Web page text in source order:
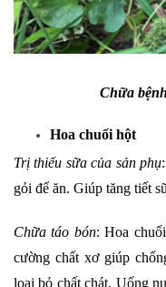
Chữa
Hoa chuối hột
Trị thiếu sữa của sản phụ
gỏi để ăn. Giúp tăng tiết
Chữa táo bón: Hoa
cường chất xơ giúp
loại bỏ chất chát. Uống